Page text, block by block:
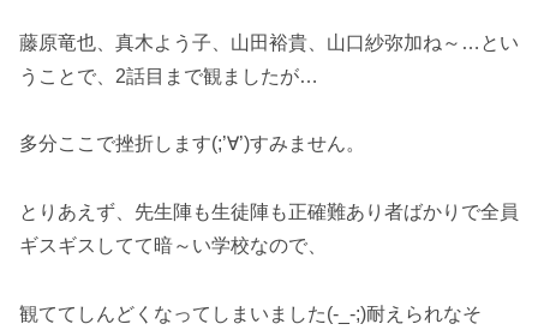
藤原竜也、真木よう子、山田裕貴、山口紗弥加ね～…とい
うことで、2話目まで観ましたが…
多分ここで挫折します(;’∀’)すみません。
とりあえず、先生陣も生徒陣も正確難あり者ばかりで全員
ギスギスしてて暗～い学校なので、
観ててしんどくなってしまいました(-_-;)耐えられなそ